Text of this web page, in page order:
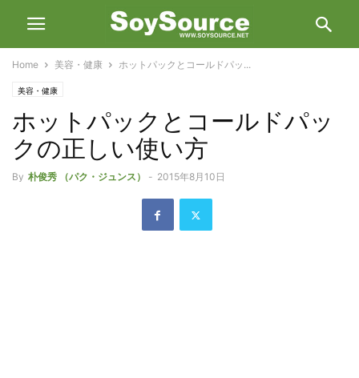
Home 美容・健康 ホットパックとコールドパッ...
美容・健康
ホットパックとコールドパッ
クの正しい使い方
By 朴俊秀 （パク・ジュンス） - 2015年8月10日